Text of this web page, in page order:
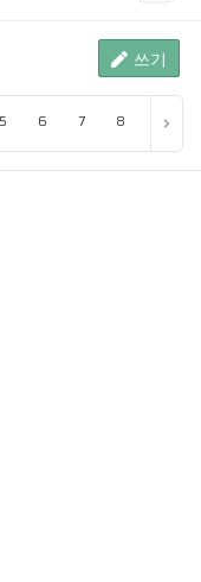
쓰기
5 6 7 8 9